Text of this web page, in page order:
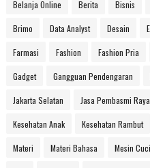
Belanja Online Berita Bisnis
Brimo Data Analyst Desain
Farmasi Fashion Fashion Pria
Gadget Gangguan Pendengaran
Jakarta Selatan Jasa Pembasmi
Kesehatan Anak Kesehatan Rambut
Materi Materi Bahasa Mesin Cuci